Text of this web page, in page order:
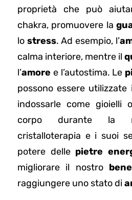
proprietà che può
chakra, promuovere la
lo stress. Ad esempio, l’
calma interiore, mentre il
l’amore e l’autostima. Le
possono essere
indossarle come gioielli
corpo durante la
cristalloterapia e i suoi
potere delle pietre
migliorare il nostro
raggiungere uno stato di